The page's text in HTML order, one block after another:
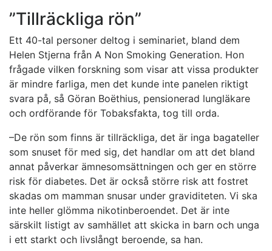
”Tillräckliga rön”
Ett 40-tal personer deltog i seminariet, bland dem
Helen Stjerna från A Non Smoking Generation. Hon
frågade vilken forskning som visar att vissa produkter
är mindre farliga, men det kunde inte panelen riktigt
svara på, så Göran Boëthius, pensionerad lungläkare
och ordförande för Tobaksfakta, tog till orda.
–De rön som finns är tillräckliga, det är inga bagateller
som snuset för med sig, det handlar om att det bland
annat påverkar ämnesomsättningen och ger en större
risk för diabetes. Det är också större risk att fostret
skadas om mamman snusar under graviditeten. Vi ska
inte heller glömma nikotinberoendet. Det är inte
särskilt listigt av samhället att skicka in barn och unga
i ett starkt och livslångt beroende, sa han.